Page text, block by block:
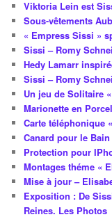
Viktoria Lein est
Sous-vêtements
« Empress Sissi »
Sissi – Romy
Hedy Lamarr
Sissi – Romy
Un jeu de Solitaire
Marionette en
Carte téléphonique
Canard pour le
Protection pour
Montages théme «
Mise à jour –
Exposition : De
Reines. Les Photos